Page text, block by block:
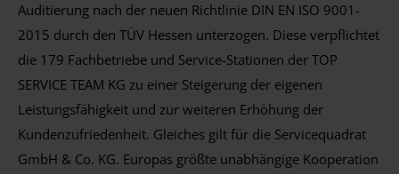
Auditierung nach der neuen Richtlinie DIN EN ISO 9001-
2015 durch den TÜV Hessen unterzogen. Diese verpflichtet
die 179 Fachbetriebe und Service-Stationen der TOP
SERVICE TEAM KG zu einer Steigerung der eigenen
Leistungsfähigkeit und zur weiteren Erhöhung der
Kundenzufriedenheit. Gleiches gilt für die Servicequadrat
GmbH & Co. KG. Europas größte unabhängige Kooperation